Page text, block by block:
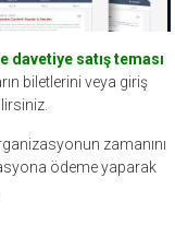
davetiye satış teması
biletlerini veya giriş
zamanını
ödeme yaparak